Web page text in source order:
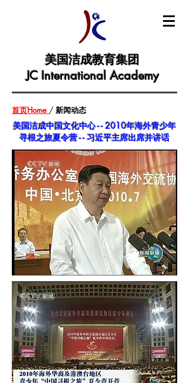
美国洁成教育集团
JC International Academy
首页Home / 新闻动态
美国洁成中国文化中心 - - 2010年海外青少年
寻根之旅夏令营 - - 习近平主席出席并讲话